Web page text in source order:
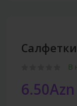
В
6.50Azn